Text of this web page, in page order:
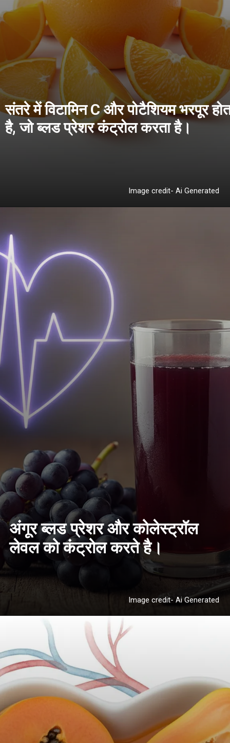
संतरे में विटामिन C और पोटैशियम भरपूर
Image credit- Ai Generated
अंगूर ब्लड प्रेशर और कोलेस्ट्रॉल
लेवल को कंट्रोल करते है।
Image credit- Ai Generated